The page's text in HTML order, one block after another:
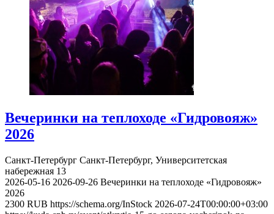
Вечеринки на теплоходе «Гидровояж»
2026
Санкт-Петербург Санкт-Петербург, Университетская
набережная 13
2026-05-16 2026-09-26 Вечеринки на теплоходе «Гидровояж»
2026
2300 RUB https://schema.org/InStock 2026-07-24T00:00:00+03:00